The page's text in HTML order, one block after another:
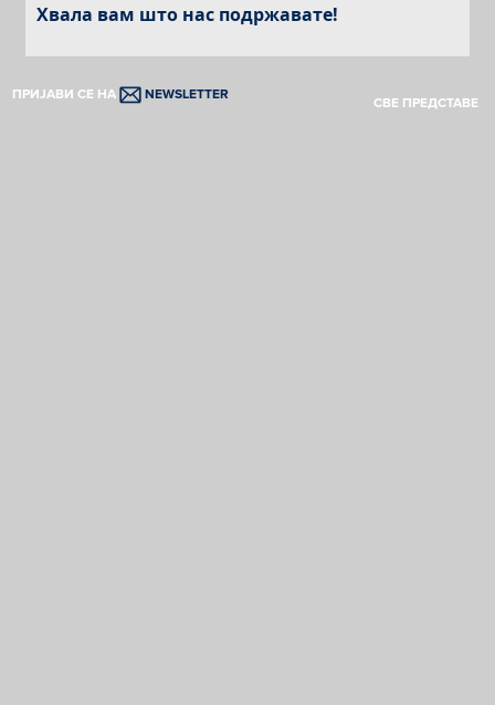
Хвала вам што нас подржавате!
ПРИЈАВИ СЕ НА NEWSLETTER
СВЕ ПРЕДСТАВЕ